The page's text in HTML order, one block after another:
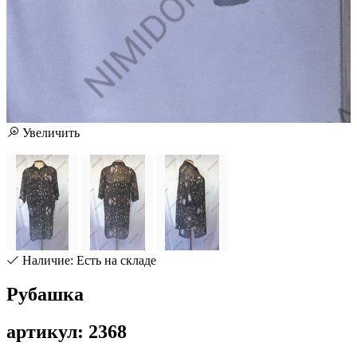
Увеличить
Наличие: Есть на складе
Рубашка
артикул: 2368